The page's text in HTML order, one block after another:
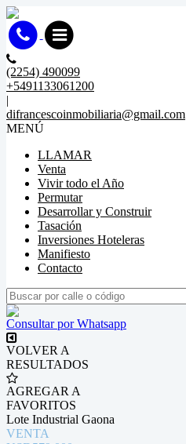
(2254) 490099
+5491133061200
|
difrancescoinmobiliaria@gmail.com
MENÚ
LLAMAR
Venta
Vivir todo el Año
Permutar
Desarrollar y Construir
Tasación
Inversiones Hoteleras
Manifiesto
Contacto
Consultar por Whatsapp
VOLVER A
RESULTADOS
AGREGAR A
FAVORITOS
Lote Industrial Gaona
VENTA